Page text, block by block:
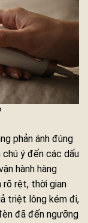
phản ánh đúng
ý đến các dấu
hành hàng
rõ rệt, thời gian
triệt lông kém đi,
đã đến ngưỡng